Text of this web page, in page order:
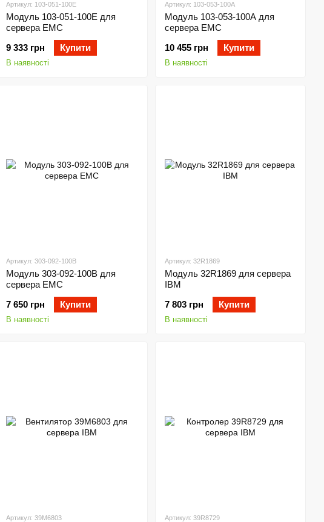
Артикул: 103-051-100E
Модуль 103-051-100E для
сервера EMC
9 333 грн
Купити
В наявності
Артикул: 103-053-100A
Модуль 103-053-100A для
сервера EMC
10 455 грн
Купити
В наявності
Артикул: 303-092-100B
Модуль 303-092-100B для
сервера EMC
7 650 грн
Купити
В наявності
Артикул: 32R1869
Модуль 32R1869 для сервера
IBM
7 803 грн
Купити
В наявності
Артикул: 39M6803 Артикул: 39R8729